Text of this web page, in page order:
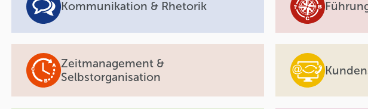
Kommunikation & Rhetorik
Zeitmanagement &
Selbstorganisation